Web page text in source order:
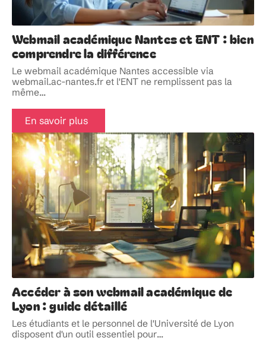
Webmail académique Nantes et ENT : bien
comprendre la différence
Le webmail académique Nantes accessible via
webmail.ac-nantes.fr et l'ENT ne remplissent pas la
même…
En savoir plus
Accéder à son webmail académique de
Lyon : guide détaillé
Les étudiants et le personnel de l'Université de Lyon
disposent d'un outil essentiel pour…